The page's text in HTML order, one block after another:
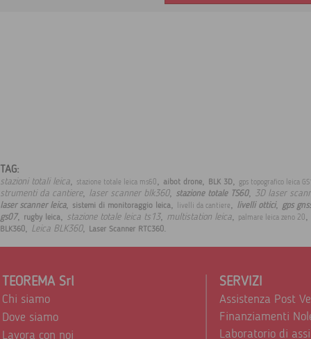
TAG:
stazioni totali leica, stazione totale leica ms60, aibot drone, BLK 3D, gps topografico leica
strumenti da cantiere, laser scanner blk360, stazione totale TS60, 3D laser
laser scanner leica, sistemi di monitoraggio leica, livelli da cantiere, livelli ottici, gps
gs07, rugby leica, stazione totale leica ts13, multistation leica, palmare leica zeno 20,
BLK360, Leica BLK360, Laser Scanner RTC360.
TEOREMA Srl
Chi siamo
Dove siamo
Lavora con noi
SERVIZI
Assistenza Post
Finanziamenti
Laboratorio di